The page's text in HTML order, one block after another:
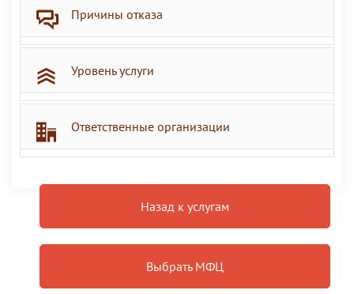
Причины отказа
Уровень услуги
Ответственные организации
Назад к услугам
Выбрать МФЦ